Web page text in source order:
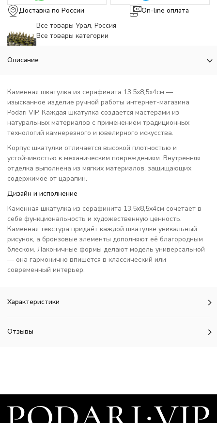
Доставка по России
On-line оплата
Все товары Урал, Россия
Все товары категории
Описание
Каменная шкатулка из серафинита 13,5х8,5х4см —
изысканное изделие ручной работы интернет-магазина
Podari VIP. Каждая шкатулка создаётся мастерами из
натуральных материалов с применением традиционных
технологий камнерезного и ювелирного искусства.
Корпус шкатулки отличается высокой плотностью и
устойчивостью к механическим повреждениям. Внутренняя
отделка выполнена из мягких материалов, защищающих
содержимое от царапин.
Дизайн и исполнение
Каменная шкатулка из серафинита 13,5х8,5х4см сочетает в
себе функциональность и художественную ценность.
Каменная текстура придаёт каждой шкатулке уникальный
рисунок, а бронзовые элементы дополняют её благородным
блеском. Лаконичные формы делают модель универсальной
— она гармонично впишется в классический или
современный интерьер.
Характеристики
Отзывы